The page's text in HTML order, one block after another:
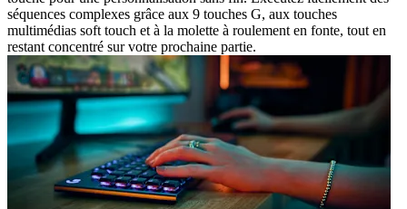
séquences complexes grâce aux 9 touches G, aux touches
multimédias soft touch et à la molette à roulement en fonte, tout en
restant concentré sur votre prochaine partie.